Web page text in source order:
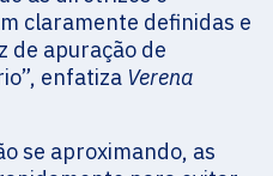
claramente definidas e
de apuração de
enfatiza Verena
se aproximando, as